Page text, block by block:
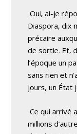
Oui, ai-je
Diaspora, dix
précaire
de sortie. Et,
l’époque un
sans rien et
jours, un État
Ce qui arrivé
millions